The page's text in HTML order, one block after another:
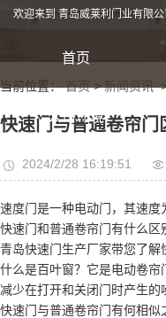
欢迎来到 青岛威莱利门业有限公
首页
公司环境
当前位置：首页>新闻资讯
快速门与普通卷帘门
2024/2/28 16:19:51
速度门是一种电动门，其速
快速门和普通卷帘门有什么
青岛快速门生产厂家带您了解
什么是百叶窗？它是电动卷
减少在打开和关闭门时产生的
快速门与普通卷帘门有何相